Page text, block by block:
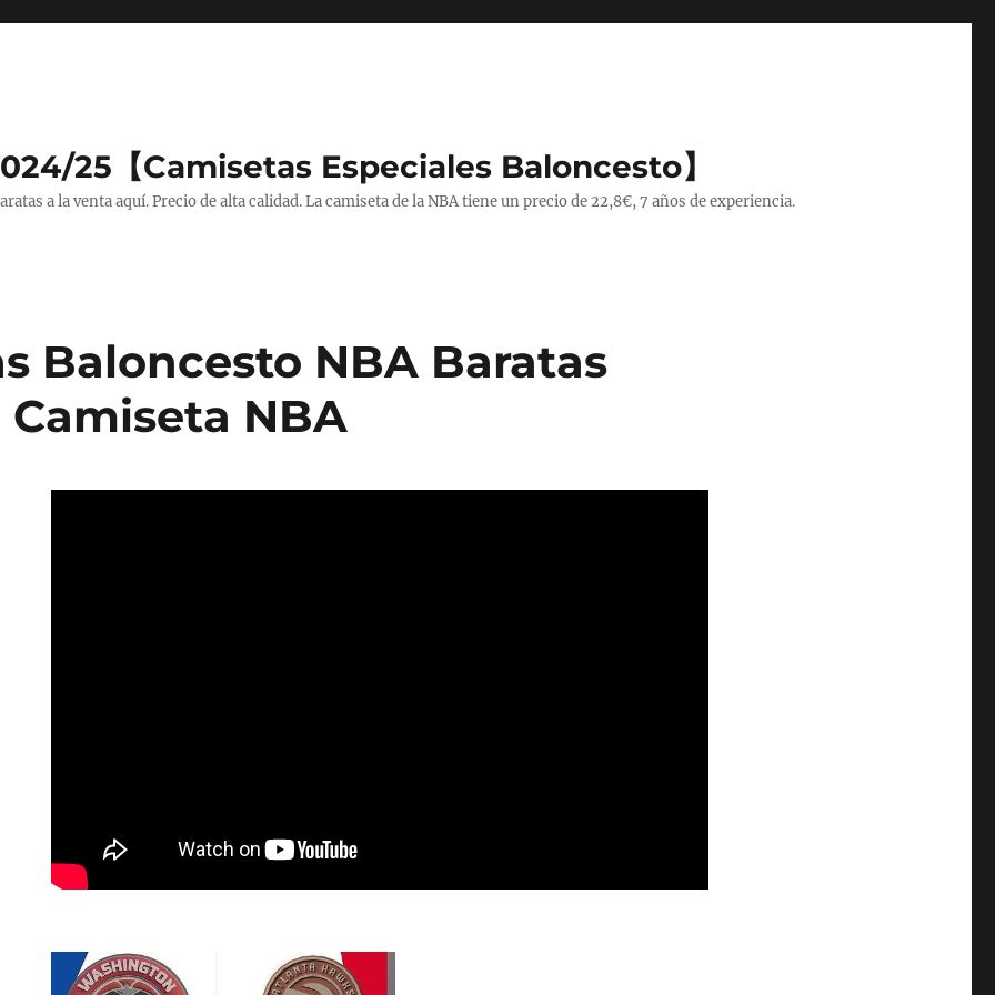
25【Camisetas Especiales Baloncesto】
a la venta aquí. Precio de alta calidad. La camiseta de la NBA tiene un precio de 22,8€, 7 años de experiencia.
Baloncesto NBA Baratas
Camiseta NBA